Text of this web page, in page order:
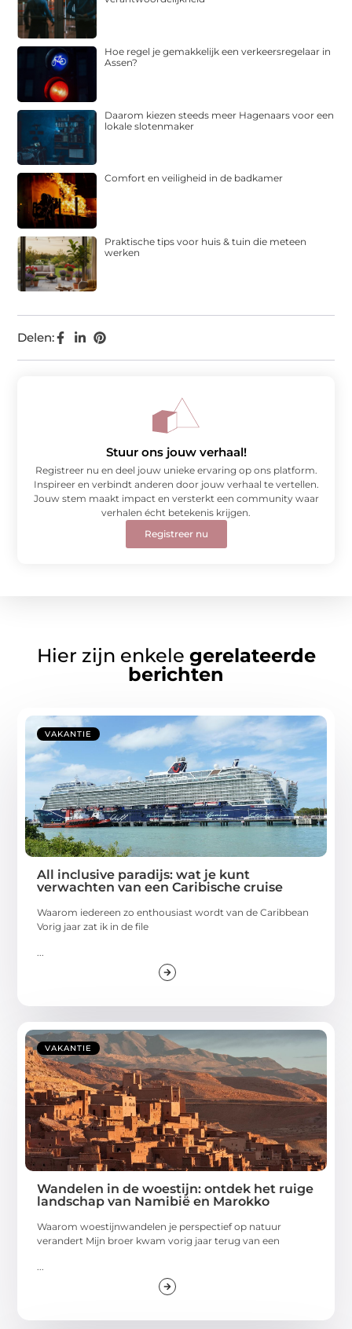
Delen:
Hoe regel je gemakkelijk een verkeersregelaar in
Assen?
Daarom kiezen steeds meer Hagenaars voor een
lokale slotenmaker
Comfort en veiligheid in de badkamer
Praktische tips voor huis & tuin die meteen
werken
Stuur ons jouw verhaal!
Registreer nu en deel jouw unieke ervaring op ons platform.
Inspireer en verbindt anderen door jouw verhaal te vertellen.
Jouw stem maakt impact en versterkt een community waar
verhalen écht betekenis krijgen.
Registreer nu
Hier zijn enkele gerelateerde
berichten
VAKANTIE
All inclusive paradijs: wat je kunt
verwachten van een Caribische cruise
Waarom iedereen zo enthousiast wordt van de Caribbean
Vorig jaar zat ik in de file
VAKANTIE
Wandelen in de woestijn: ontdek het ruige
landschap van Namibië en Marokko
Waarom woestijnwandelen je perspectief op natuur
verandert Mijn broer kwam vorig jaar terug van een